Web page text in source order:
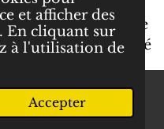
et afficher des
En cliquant sur
à l'utilisation de
Accepter
naturels.
pierre possède
motif unique formé
pour son
naturel et
WhatsApp